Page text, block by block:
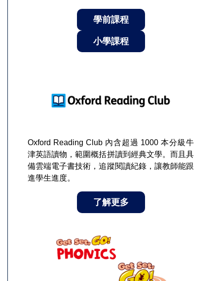
學前課程
小學課程
Oxford Reading Club 內含超過 1000 本分級牛
津英語讀物，範圍概括拼讀到經典文學。而且具
備雲端電子書技術，追蹤閱讀紀錄，讓教師能跟
進學生進度。
了解更多